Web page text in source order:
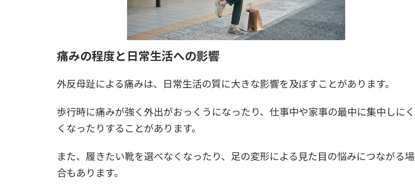
痛みの程度と日常生活への影響
外反母趾による痛みは、日常生活の質に大きな影響を及ぼすことがあります。
歩行時に痛みが強く外出がおっくうになったり、仕事中や家事の最中に集中しにく
くなったりすることがあります。
また、履きたい靴を選べなくなったり、足の変形による見た目の悩みにつながる場
合もあります。